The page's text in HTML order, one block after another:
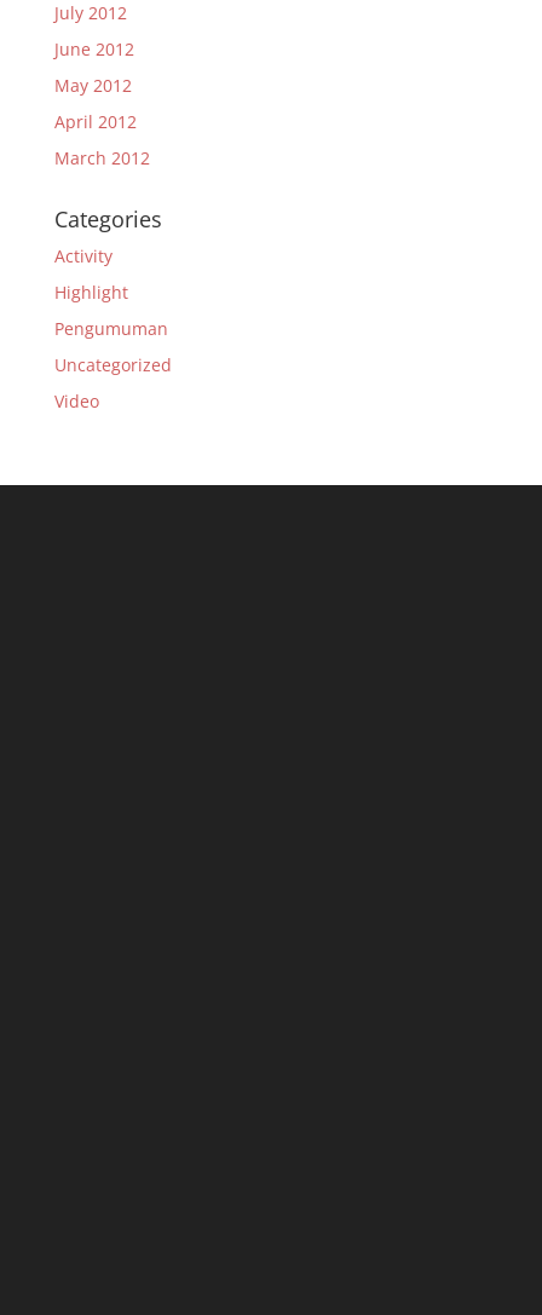
July 2012
June 2012
May 2012
April 2012
March 2012
Categories
Activity
Highlight
Pengumuman
Uncategorized
Video